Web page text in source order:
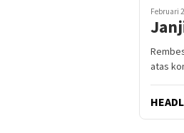
Februari
atas